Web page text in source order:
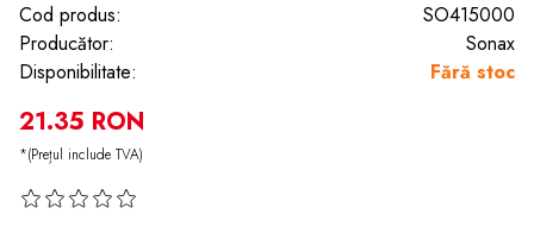
Cod produs:
SO415000
Producător:
Sonax
Disponibilitate:
Fără stoc
21.35 RON
*(Prețul include TVA)